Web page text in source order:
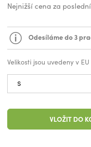
Nejnižší cena za
Odesíláme do 3
Velikosti jsou uvedeny v
VLOŽIT DO